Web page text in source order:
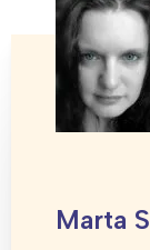
Marta